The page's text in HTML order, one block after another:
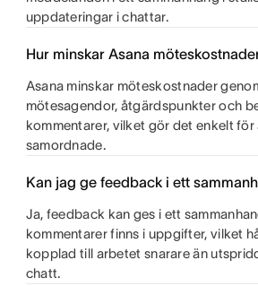
uppdateringar i chattar.
Hur minskar Asana
Asana minskar möteskostnader
mötesagendor, åtgärdspunkter och
kommentarer, vilket gör det enkelt för
samordnade.
Kan jag ge feedback i ett
Ja, feedback kan ges i ett
kommentarer finns i uppgifter, vilket
kopplad till arbetet snarare än
chatt.